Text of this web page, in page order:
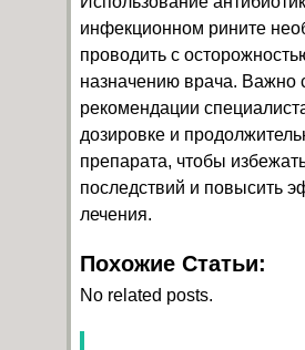
инфекционном рините
проводить с
назначению врача. Важно
рекомендации
дозировке и
препарата, чтобы
последствий и повысить
лечения.
Похожие Статьи:
No related posts.